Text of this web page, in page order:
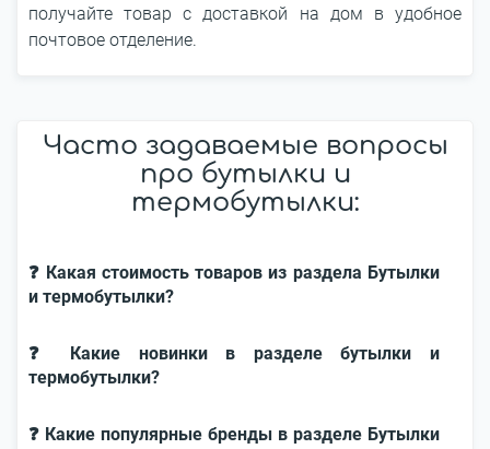
получайте товар с доставкой на дом в удобное
почтовое отделение.
Часто задаваемые вопросы
про бутылки и
термобутылки:
❓ Какая стоимость товаров из раздела Бутылки
и термобутылки?
❓ Какие новинки в разделе бутылки и
термобутылки?
❓ Какие популярные бренды в разделе Бутылки